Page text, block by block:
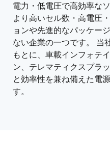
電力・低電圧で高効率な
より高いセル数・高電圧
ョンや先進的なパッケー
ない企業の一つです。 当
もとに、車載インフォテ
ン、テレマティクスプラ
と効率性を兼ね備えた電
す。